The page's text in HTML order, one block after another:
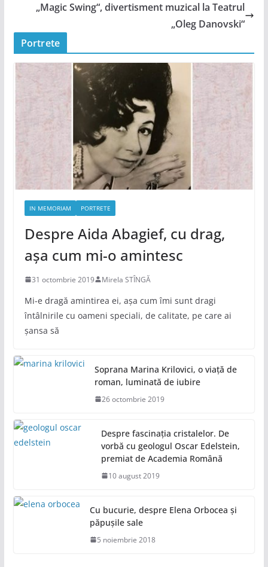
„Magic Swing“, divertisment muzical la Teatrul
„Oleg Danovski“
Portrete
IN MEMORIAM PORTRETE
Despre Aida Abagief, cu drag,
așa cum mi-o amintesc
31 octombrie 2019 Mirela STÎNGĂ
Mi-e dragă amintirea ei, așa cum îmi sunt dragi
întâlnirile cu oameni speciali, de calitate, pe care ai
șansa să
Soprana Marina Krilovici, o viață de
roman, luminată de iubire
26 octombrie 2019
Despre fascinația cristalelor. De
vorbă cu geologul Oscar Edelstein,
premiat de Academia Română
10 august 2019
Cu bucurie, despre Elena Orbocea și
păpușile sale
5 noiembrie 2018